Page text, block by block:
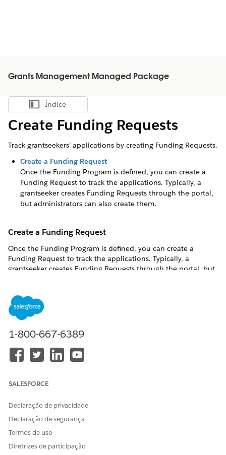
Grants Management Managed Package
Mostrar índice
Índice
Create Funding Requests
Track grantseekers’ applications by creating Funding Requests.
Create a Funding Request
Once the Funding Program is defined, you can create a
Funding Request to track the applications. Typically, a
grantseeker creates Funding Requests through the portal,
but administrators can also create them.
Create a Funding Request
Once the Funding Program is defined, you can create a
Funding Request to track the applications. Typically, a
grantseeker creates Funding Requests through the portal, but
From the App Launcher (
Requests
Enter a Funding Request Name. For example,
Leadership.
ClickSave
Outbound Funds Create a Funding Program and a Funding
Request.
1-800-667-6389
SALESFORCE
Declaração de privacidade
Declaração de segurança
Termos de uso
Diretrizes de participação